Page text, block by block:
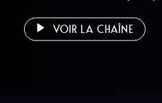
VOIR LA CHAÎNE